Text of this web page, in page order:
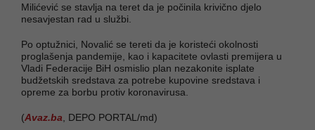
Milićević se stavlja na teret da je počinila krivično djelo
nesavjestan rad u službi.
Po optužnici, Novalić se tereti da je koristeći okolnosti
proglašenja pandemije, kao i kapacitete ovlasti premijera u
Vladi Federacije BiH osmislio plan nezakonite isplate
budžetskih sredstava za potrebe kupovine sredstava i
opreme za borbu protiv koronavirusa.
(Avaz.ba , DEPO PORTAL/md)